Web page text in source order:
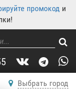
промокод и
Выбрать город